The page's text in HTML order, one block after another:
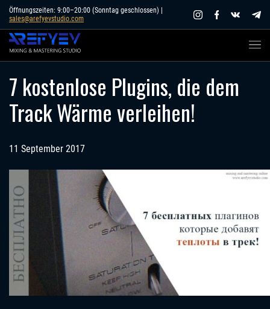
Skip
content
Öffnungszeiten: 9:00–20:00 (Sonntag geschlossen) |
sales@arefyevstudio.com
7 kostenlose Plugins, die dem
Track Wärme verleihen!
11 September 2017